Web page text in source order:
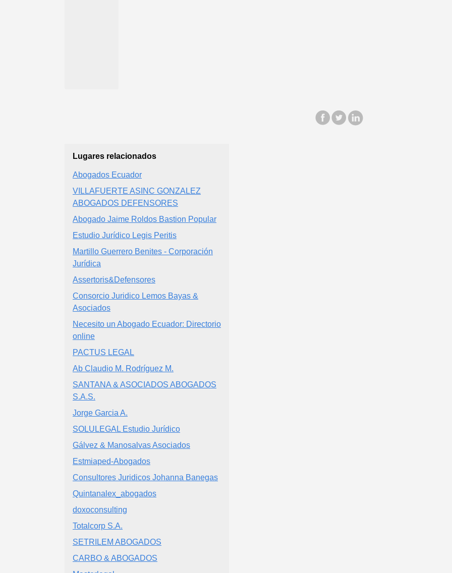
Lugares relacionados
Abogados Ecuador
VILLAFUERTE ASINC GONZALEZ
ABOGADOS DEFENSORES
Abogado Jaime Roldos Bastion Popular
Estudio Jurídico Legis Peritis
Martillo Guerrero Benites - Corporación
Jurídica
Assertoris&Defensores
Consorcio Juridico Lemos Bayas &
Asociados
Necesito un Abogado Ecuador: Directorio
online
PACTUS LEGAL
Ab Claudio M. Rodríguez M.
SANTANA & ASOCIADOS ABOGADOS
S.A.S.
Jorge Garcia A.
SOLULEGAL Estudio Jurídico
Gálvez & Manosalvas Asociados
Estmiaped-Abogados
Consultores Juridicos Johanna Banegas
Quintanalex_abogados
doxoconsulting
Totalcorp S.A.
SETRILEM ABOGADOS
CARBO & ABOGADOS